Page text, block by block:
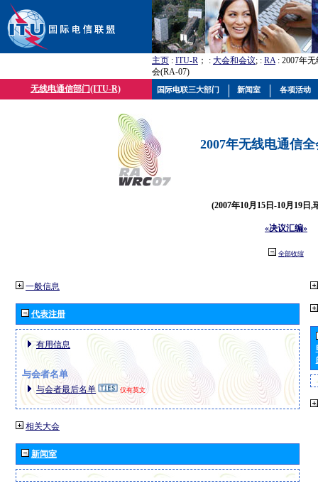
主页 : ITU-R ； : 大会和会议; : RA: 2007年
会(RA-07)
无线电通信部门(ITU-R)
2007年无线电通信
(2007年10月15日-10月19日,
«决议汇编»
全部收缩
一般信息
代表注册
有用信息
与会者名单
与会者最后名单 仅有英文
相关大会
新闻室
国际电联三大部门 新闻室 各项活动